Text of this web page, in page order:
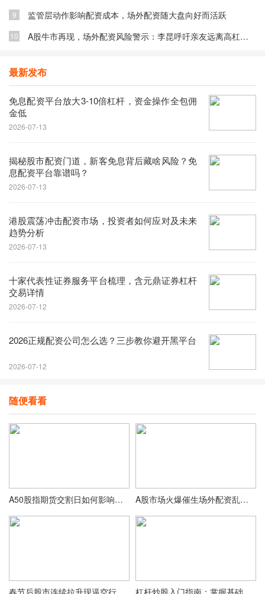
9 监管层动作影响配资成本，场外配资随大盘向好而活跃
10 A股牛市再现，场外配资风险警示：李昆呼吁亲友远离高杠杆陷阱
最新发布
免息配资平台放大3-10倍杠杆，资金操作全包佣
金低
2026-07-13
揭秘股市配资门道，新客免息背后藏啥风险？免
息配资平台靠谱吗？
2026-07-13
港股震荡冲击配资市场，投资者如何应对及未来
趋势分析
2026-07-13
十家代表性证券服务平台梳理，含元鼎证券杠杆
交易详情
2026-07-12
2026正规配资公司怎么选？三步教你避开黑平台
2026-07-12
随便看看
A50股指期货交割日如何影响中国股市的短期波动及权重股？ A股市场火爆催生场外配资乱象，线上配资陷阱重重死灰复燃